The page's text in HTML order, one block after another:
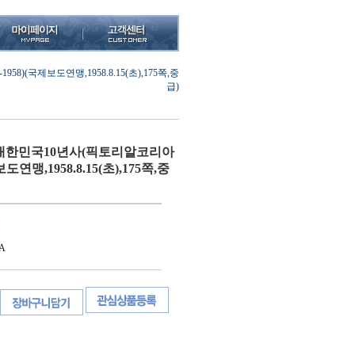
국제보도연맹,1958.8.15(초),175쪽,중
급)
한민국10년사(픽토리알코리아
도연맹,1958.8.15(초),175쪽,중